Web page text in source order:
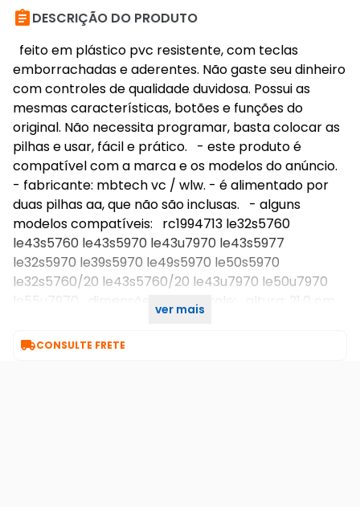
DESCRIÇÃO DO PRODUTO
feito em plástico pvc resistente, com teclas
emborrachadas e aderentes. Não gaste seu dinheiro
com controles de qualidade duvidosa. Possui as
mesmas características, botões e funções do
original. Não necessita programar, basta colocar as
pilhas e usar, fácil e prático. - este produto é
compatível com a marca e os modelos do anúncio.
- fabricante: mbtech vc / wlw. - é alimentado por
duas pilhas aa, que não são inclusas. - alguns
modelos compatíveis: rc1994713 le32s5760
le43s5760 le43s5970 le43u7970 le43s5977
le32s5970 le39s5970 le49s5970 le50s5970
le32s5760/20 le43s5760/20 le43u7970 le50u7970
le55u7970 dimensões do controle: altura: 21,0 cm
ver mais
CONSULTE FRETE